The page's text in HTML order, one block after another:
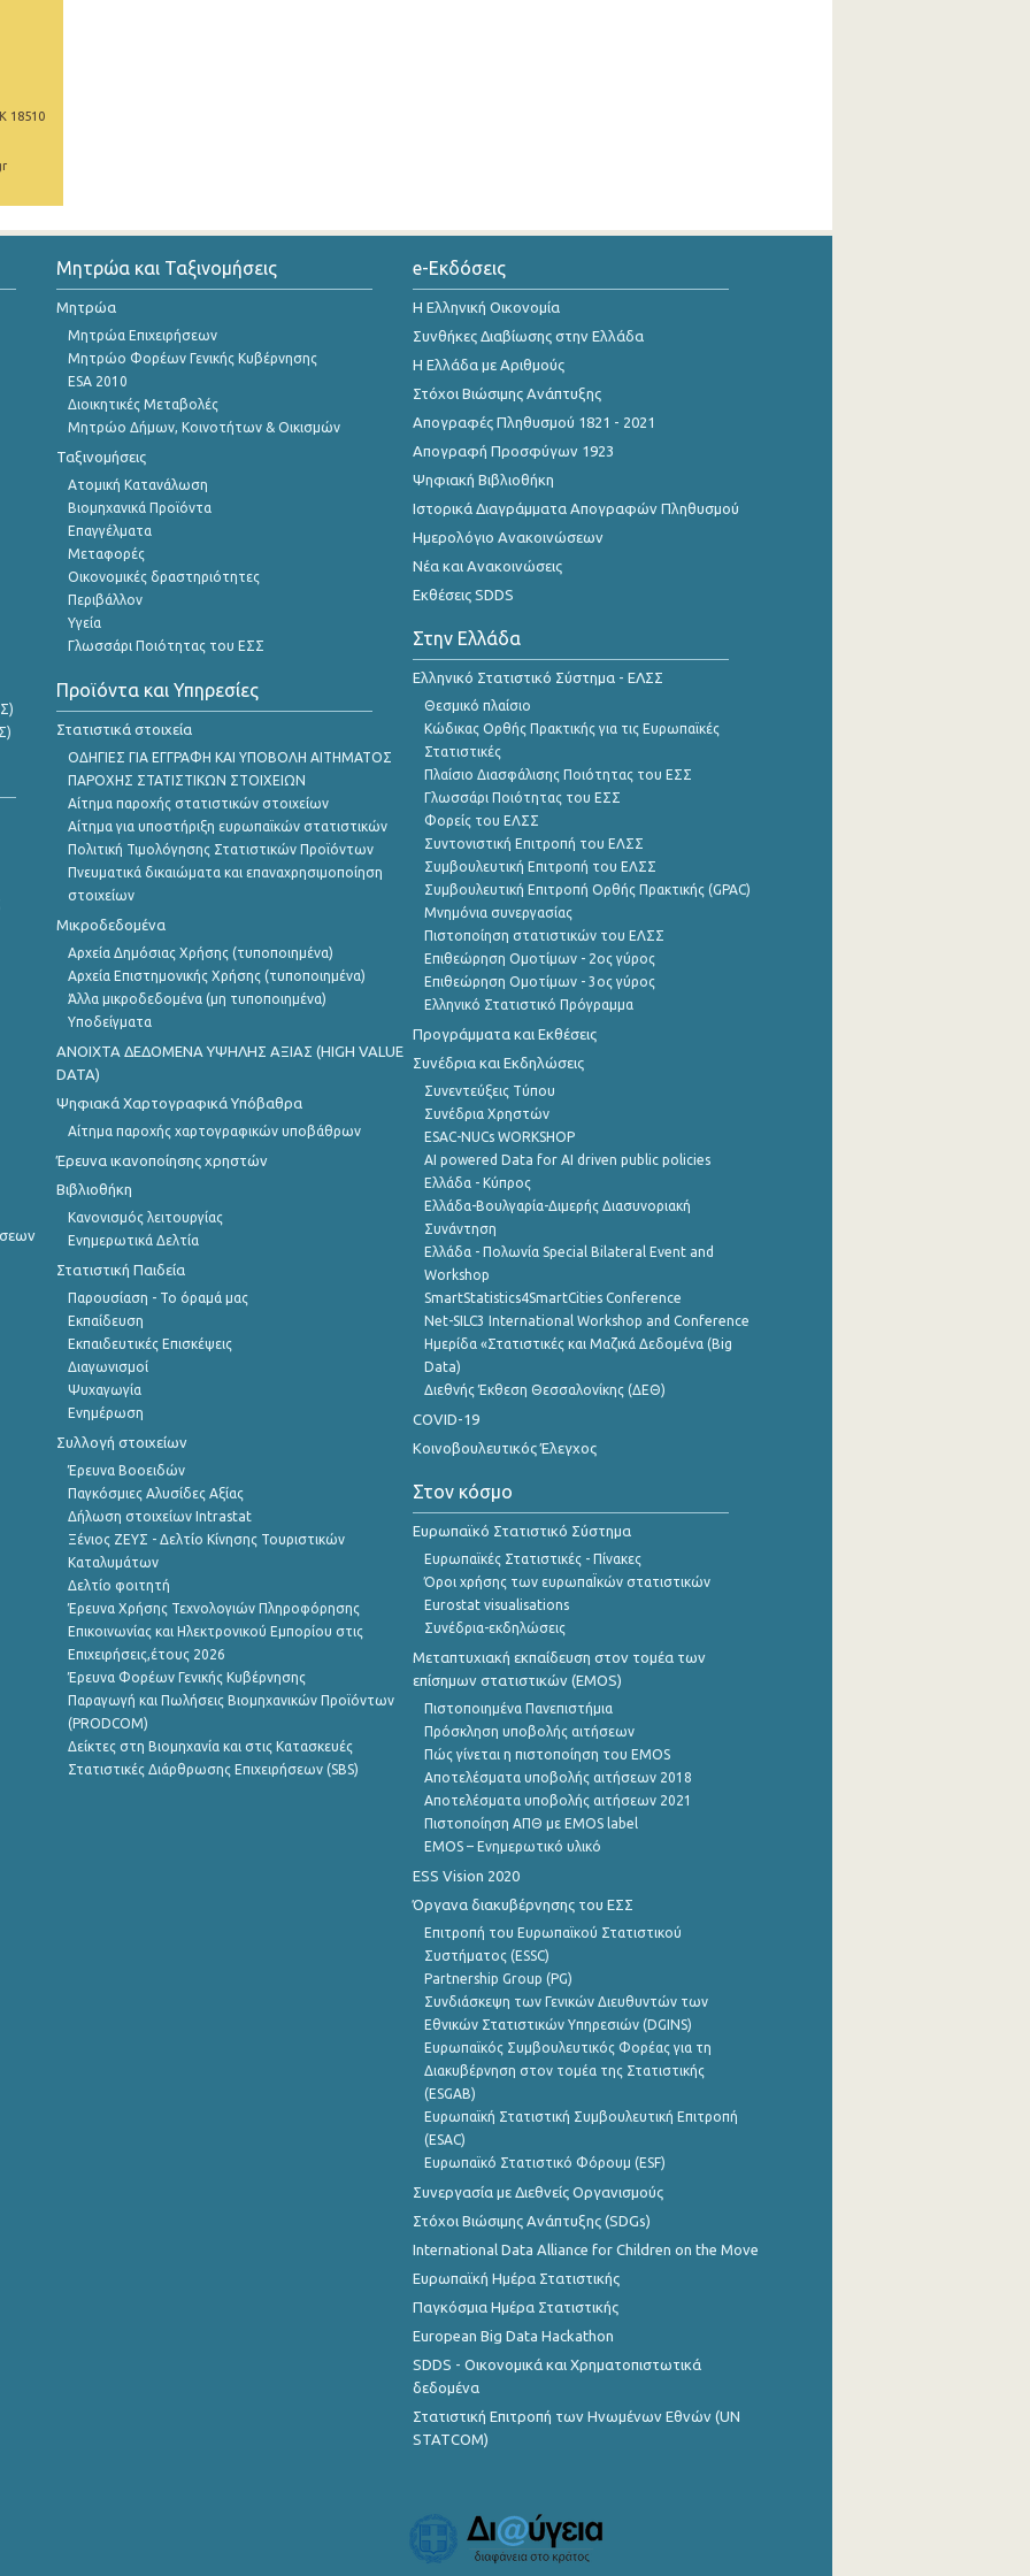
18510
Μητρώα και Ταξινομήσεις
Μητρώα
Μητρώα Επιχειρήσεων
Μητρώο Φορέων Γενικής Κυβέρνησης
ESA 2010
Διοικητικές Μεταβολές
Μητρώο Δήμων, Κοινοτήτων & Οικισμών
Ταξινομήσεις
Ατομική Κατανάλωση
Βιομηχανικά Προϊόντα
Επαγγέλματα
Μεταφορές
Οικονομικές δραστηριότητες
Περιβάλλον
Υγεία
Γλωσσάρι Ποιότητας του ΕΣΣ
Προϊόντα και Υπηρεσίες
Στατιστικά στοιχεία
ΟΔΗΓΙΕΣ ΓΙΑ ΕΓΓΡΑΦΗ ΚΑΙ ΥΠΟΒΟΛΗ ΑΙΤΗΜΑΤΟΣ
ΠΑΡΟΧΗΣ ΣΤΑΤΙΣΤΙΚΩΝ ΣΤΟΙΧΕΙΩΝ
Αίτημα παροχής στατιστικών στοιχείων
Αίτημα για υποστήριξη ευρωπαϊκών στατιστικών
Πολιτική Τιμολόγησης Στατιστικών Προϊόντων
Πνευματικά δικαιώματα και επαναχρησιμοποίηση
στοιχείων
Μικροδεδομένα
Αρχεία Δημόσιας Χρήσης (τυποποιημένα)
Αρχεία Επιστημονικής Χρήσης (τυποποιημένα)
Άλλα μικροδεδομένα (μη τυποποιημένα)
Υποδείγματα
ANOIXTA ΔΕΔΟΜΕΝΑ ΥΨΗΛΗΣ ΑΞΙΑΣ (HIGH VALUE
DATA)
Ψηφιακά Χαρτογραφικά Υπόβαθρα
Αίτημα παροχής χαρτογραφικών υποβάθρων
Έρευνα ικανοποίησης χρηστών
Βιβλιοθήκη
Κανονισμός λειτουργίας
Ενημερωτικά Δελτία
Στατιστική Παιδεία
Παρουσίαση - Το όραμά μας
Εκπαίδευση
Εκπαιδευτικές Επισκέψεις
Διαγωνισμοί
Ψυχαγωγία
Ενημέρωση
Συλλογή στοιχείων
Έρευνα Βοοειδών
Παγκόσμιες Αλυσίδες Αξίας
Δήλωση στοιχείων Intrastat
Ξένιος ΖΕΥΣ - Δελτίο Κίνησης Τουριστικών
Καταλυμάτων
Δελτίο φοιτητή
Έρευνα Χρήσης Τεχνολογιών Πληροφόρησης
Επικοινωνίας και Ηλεκτρονικού Εμπορίου στις
Επιχειρήσεις,έτους 2026
Έρευνα Φορέων Γενικής Κυβέρνησης
Παραγωγή και Πωλήσεις Βιομηχανικών Προϊόντων
(PRODCOM)
Δείκτες στη Βιομηχανία και στις Κατασκευές
Στατιστικές Διάρθρωσης Επιχειρήσεων (SBS)
e-Εκδόσεις
Η Ελληνική Οικονομία
Συνθήκες Διαβίωσης στην Ελλάδα
Η Ελλάδα με Αριθμούς
Στόχοι Βιώσιμης Ανάπτυξης
Απογραφές Πληθυσμού 1821 - 2021
Απογραφή Προσφύγων 1923
Ψηφιακή Βιβλιοθήκη
Ιστορικά Διαγράμματα Απογραφών Πληθυσμού
Ημερολόγιο Ανακοινώσεων
Νέα και Ανακοινώσεις
Εκθέσεις SDDS
Στην Ελλάδα
Ελληνικό Στατιστικό Σύστημα - ΕΛΣΣ
Θεσμικό πλαίσιο
Κώδικας Ορθής Πρακτικής για τις Ευρωπαϊκές
Στατιστικές
Πλαίσιο Διασφάλισης Ποιότητας του ΕΣΣ
Γλωσσάρι Ποιότητας του ΕΣΣ
Φορείς του ΕΛΣΣ
Συντονιστική Επιτροπή του ΕΛΣΣ
Συμβουλευτική Επιτροπή του ΕΛΣΣ
Συμβουλευτική Επιτροπή Ορθής Πρακτικής (GPAC)
Μνημόνια συνεργασίας
Πιστοποίηση στατιστικών του ΕΛΣΣ
Επιθεώρηση Ομοτίμων - 2ος γύρος
Επιθεώρηση Ομοτίμων - 3ος γύρος
Ελληνικό Στατιστικό Πρόγραμμα
Προγράμματα και Εκθέσεις
Συνέδρια και Εκδηλώσεις
Συνεντεύξεις Τύπου
Συνέδρια Χρηστών
ESAC-NUCs WORKSHOP
AI powered Data for AI driven public policies
Ελλάδα - Κύπρος
Ελλάδα-Βουλγαρία-Διμερής Διασυνοριακή
Συνάντηση
Ελλάδα - Πολωνία Special Bilateral Event and
Workshop
SmartStatistics4SmartCities Conference
Net-SILC3 International Workshop and Conference
Ημερίδα «Στατιστικές και Μαζικά Δεδομένα (Big
Data)
Διεθνής Έκθεση Θεσσαλονίκης (ΔΕΘ)
COVID-19
Κοινοβουλευτικός Έλεγχος
Στον κόσμο
Ευρωπαϊκό Στατιστικό Σύστημα
Ευρωπαϊκές Στατιστικές - Πίνακες
Όροι χρήσης των ευρωπαΪκών στατιστικών
Eurostat visualisations
Συνέδρια-εκδηλώσεις
Μεταπτυχιακή εκπαίδευση στον τομέα των
επίσημων στατιστικών (EMOS)
Πιστοποιημένα Πανεπιστήμια
Πρόσκληση υποβολής αιτήσεων
Πώς γίνεται η πιστοποίηση του EMOS
Αποτελέσματα υποβολής αιτήσεων 2018
Αποτελέσματα υποβολής αιτήσεων 2021
Πιστοποίηση ΑΠΘ με EMOS label
EMOS – Ενημερωτικό υλικό
ESS Vision 2020
Όργανα διακυβέρνησης του ΕΣΣ
Επιτροπή του Ευρωπαϊκού Στατιστικού
Συστήματος (ESSC)
Partnership Group (PG)
Συνδιάσκεψη των Γενικών Διευθυντών των
Εθνικών Στατιστικών Υπηρεσιών (DGINS)
Ευρωπαϊκός Συμβουλευτικός Φορέας για τη
Διακυβέρνηση στον τομέα της Στατιστικής
(ESGAB)
Ευρωπαϊκή Στατιστική Συμβουλευτική Επιτροπή
(ESAC)
Ευρωπαϊκό Στατιστικό Φόρουμ (ESF)
Συνεργασία με Διεθνείς Οργανισμούς
Στόχοι Βιώσιμης Ανάπτυξης (SDGs)
International Data Alliance for Children on the Move
Ευρωπαϊκή Ημέρα Στατιστικής
Παγκόσμια Ημέρα Στατιστικής
European Big Data Hackathon
SDDS - Οικονομικά και Χρηματοπιστωτικά
δεδομένα
Στατιστική Επιτροπή των Ηνωμένων Εθνών (UN
STATCOM)